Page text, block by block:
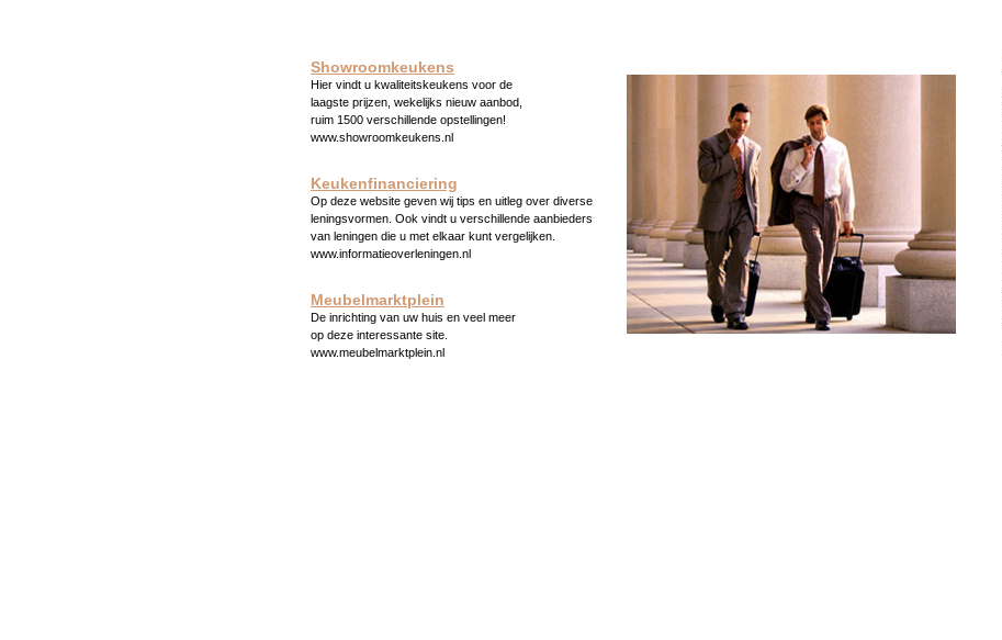
Showroomkeukens
Hier vindt u kwaliteitskeukens voor de
laagste prijzen, wekelijks nieuw aanbod,
ruim 1500 verschillende opstellingen!
www.showroomkeukens.nl
Keukenfinanciering
Op deze website geven wij tips en uitleg over diverse
leningsvormen. Ook vindt u verschillende aanbieders
van leningen die u met elkaar kunt vergelijken.
www.informatieoverleningen.nl
Meubelmarktplein
De inrichting van uw huis en veel meer
op deze interessante site.
www.meubelmarktplein.nl